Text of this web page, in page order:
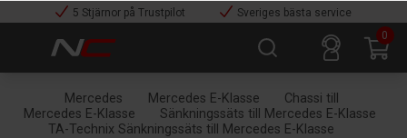
5 Stjärnor på Trustpilot
Sveriges bästa service
0
Mercedes Mercedes E-Klasse
Chassi till
Mercedes E-Klasse
Sänkningssäts till Mercedes E-Klasse
TA-Technix Sänkningssäts till Mercedes E-Klasse